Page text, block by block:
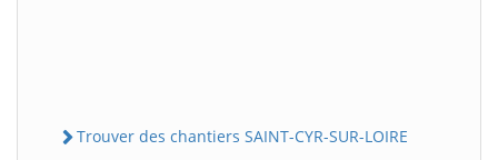
Trouver des chantiers SAINT-CYR-SUR-LOIRE